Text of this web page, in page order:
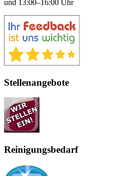
und 13:00–16:00 Uhr
Stellenangebote
Reinigungsbedarf